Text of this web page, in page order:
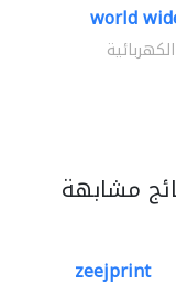
world
مشابهة
zeejprint